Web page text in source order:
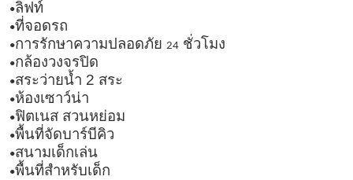
•ลิฟท์
•ที่จอดรถ
•การรักษาความปลอดภัย 24 ชั่วโมง
•กล้องวงจรปิด
•สระว่ายน้ำ 2 สระ
•ห้องเซาว์น่า
•ฟิตเนส สวนหย่อม
•พื้นที่จัดบาร์บีคิว
•สนามเด็กเล่น
•พื้นที่สำหรับเด็ก